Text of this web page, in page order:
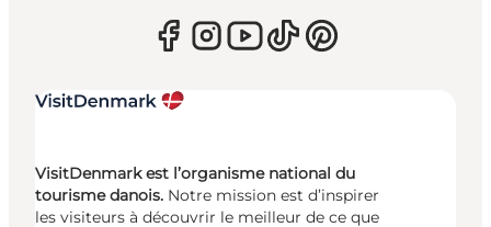
VisitDenmark est l’organisme national du
tourisme danois. Notre mission est d’inspirer
les visiteurs à découvrir le meilleur de ce que